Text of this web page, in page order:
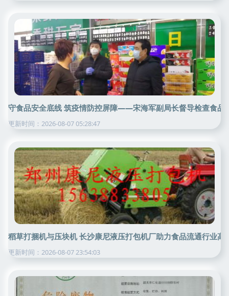
守食品安全底线 筑疫情防控屏障——宋海军副局长督导检查食品
更新时间：2026-08-07 05:28:47
稻草打捆机与压块机 长沙康尼液压打包机厂助力食品流通行业高
更新时间：2026-08-07 23:54:03